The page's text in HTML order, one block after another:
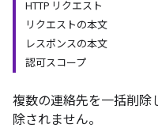
HTTP リクエスト
リクエストの本文
レスポンスの本文
認可スコープ
複数の連絡先を一括削除
除されません。